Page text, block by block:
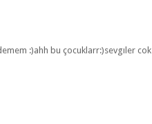
:)ahh bu çocuklarr:)sevgıler cok